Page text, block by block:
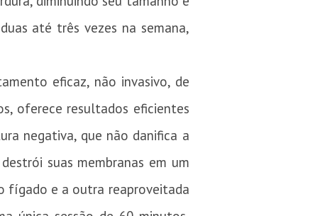
até três vezes na semana,
eficaz, não invasivo, de
oferece resultados eficientes
negativa, que não danifica a
suas membranas em um
fígado e a outra reaproveitada